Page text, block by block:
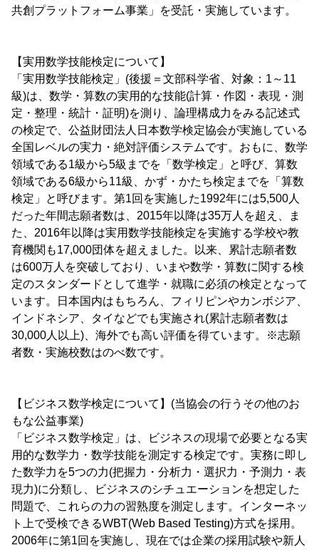
共創プラットフォーム事業」を受託・実施しています。
【実用数学技能検定について】
「実用数学技能検定」(後援＝文部科学省、対象：1～11
級)は、数学・算数の実用的な技能(計算・作図・表現・測
定・整理・統計・証明)を測り、論理構成力をみる記述式
の検定で、公益財団法人日本数学検定協会が実施している
全国レベルの実力・絶対評価システムです。おもに、数学
領域である1級から5級までを「数学検定」と呼び、算数
領域である6級から11級、かず・かたち検定までを「算数
検定」と呼びます。第1回を実施した1992年には5,500人
だった年間志願者数は、2015年以降は35万人を超え、ま
た、2016年以降は実用数学技能検定を実施する学校や教
育機関も17,000団体を超えました。以来、累計志願者数
は600万人を突破しており、いまや数学・算数に関する検
定のスタンダードとして進学・就職に必須の検定となって
います。日本国内はもちろん、フィリピンやカンボジア、
インドネシア、タイなどでも実施され(累計志願者数は
30,000人以上)、海外でも高い評価を得ています。※志願
者数・実施校数はのべ数です。
【ビジネス数学検定について】(当協会の行うその他のお
もな公益事業)
「ビジネス数学検定」は、ビジネスの現場で必要となる実
用的な数学力・数学技能を測定する検定です。実務に即し
た数学力を5つの力(把握力・分析力・選択力・予測力・表
現力)に分類し、ビジネスのシチュエーションを想定した
問題で、これらの力の習熟度を測定します。インターネッ
ト上で受検できるWBT(Web Based Testing)方式を採用。
2006年に第1回を実施し、現在では企業の採用試験や新人